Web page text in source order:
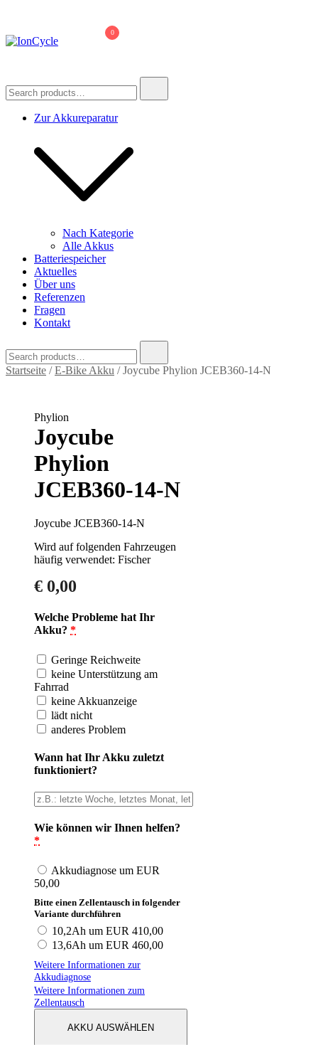
content
Refreshing Zellentausch Umwidmung
0
for:
Zur Akkureparatur
Nach Kategorie
Alle Akkus
Batteriespeicher
Aktuelles
Über uns
Referenzen
Fragen
Kontakt
for:
Startseite /E-Bike Akku / Joycube Phylion JCEB360-14-N
Phylion
Joycube
Phylion
JCEB360-14-N
Joycube JCEB360-14-N
Wird auf folgenden Fahrzeugen
häufig verwendet: Fischer
€ 0,00
Welche Probleme hat Ihr
Akku? *
Geringe Reichweite
keine Unterstützung am
Fahrrad
keine Akkuanzeige
lädt nicht
anderes Problem
Wann hat Ihr Akku zuletzt
funktioniert?
Wie können wir Ihnen helfen?
*
Akkudiagnose um EUR
50,00
Bitte einen Zellentausch in folgender
Variante durchführen
10,2Ah um EUR 410,00
13,6Ah um EUR 460,00
Weitere Informationen zur
Akkudiagnose
Weitere Informationen zum
Zellentausch
AKKU AUSWÄHLEN